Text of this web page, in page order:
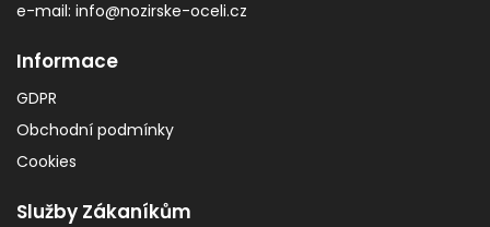
e-mail: info@nozirske-oceli.cz
Informace
GDPR
Obchodní podmínky
Cookies
Služby Zákaníkům